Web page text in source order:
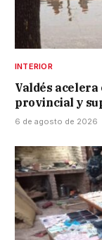
INTERIOR
Valdés
provincial y
6 de agosto de 2026